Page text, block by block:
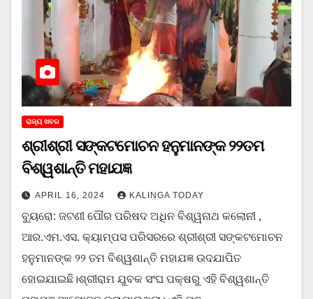
ରାଜ୍ୟ ଖବର
ଶ୍ରୀଶ୍ରୀ ସଙ୍କଟମୋଚନ ହନୁମାନଙ୍କ ୨୨ତମ
ବିଶ୍ୱଶାନ୍ତି ମହାଯଜ୍ଞ
APRIL 16, 2024 KALINGA TODAY
ବ୍ୟୁରୋ: ଜଟଣୀ ପୌର ପରିଷଦ ଅଧିନ ବିଶ୍ୱନାଥ କଲୋନୀ ,
ଆର.ଏମ.ଏସ. କ୍ୟାମ୍ପସ ପରିସରରେ ଶ୍ରୀଶ୍ରୀ ସଙ୍କଟମୋଚନ
ହନୁମାନଙ୍କ ୨୨ ତମ ବିଶ୍ୱଶାନ୍ତି ମହାଯଜ୍ଞ ଉଦଯାପିତ
ହୋଇଯାଇଛି।ଶ୍ରୀରାମ ଯୁବକ ସଂଘ ପକ୍ଷରୁ ଏହି ବିଶ୍ୱଶାନ୍ତି